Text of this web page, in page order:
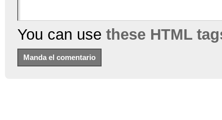
You can use these HTML